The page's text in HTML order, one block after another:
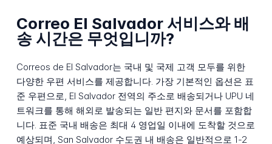
Correo El Salvador 서비스와 배
송 시간은 무엇입니까?
Correos de El Salvador는 국내 및 국제 고객 모두를 위한
다양한 우편 서비스를 제공합니다. 가장 기본적인 옵션은 표
준 우편으로, El Salvador 전역의 주소로 배송되거나 UPU 네
트워크를 통해 해외로 발송되는 일반 편지와 문서를 포함합
니다. 표준 국내 배송은 최대 4 영업일 이내에 도착할 것으로
예상되며, San Salvador 수도권 내 배송은 일반적으로 1-2